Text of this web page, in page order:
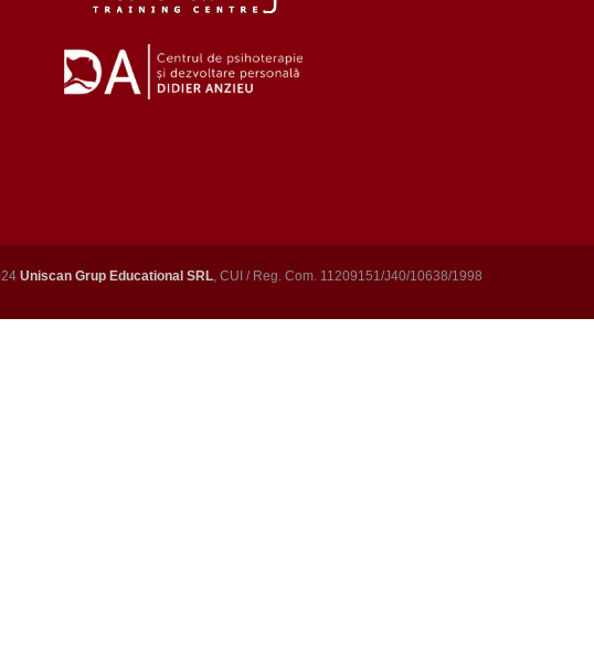
Uniscan Grup Educational SRL, CUI / Reg. Com. 11209151/J40/10638/1998